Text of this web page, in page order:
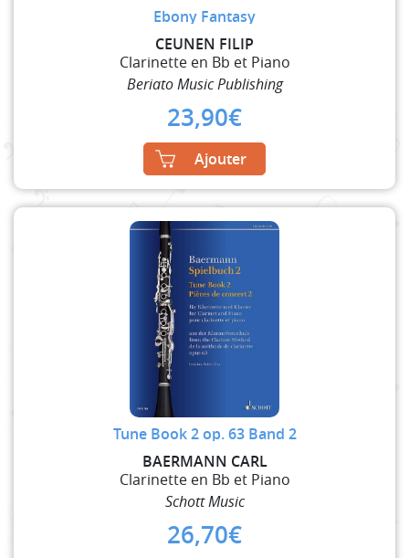
Ebony Fantasy
CEUNEN FILIP
Clarinette en Bb et Piano
Beriato Music Publishing
23,90€
Ajouter
Tune Book 2 op. 63 Band 2
BAERMANN CARL
Clarinette en Bb et Piano
Schott Music
26,70€